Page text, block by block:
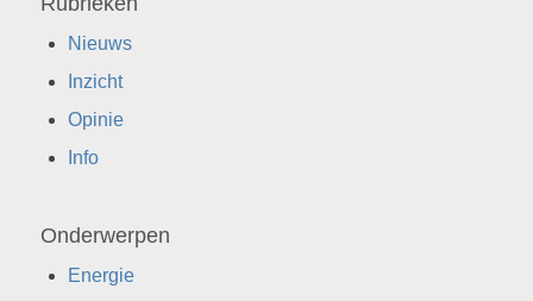
Nieuws
Inzicht
Opinie
Info
Onderwerpen
Energie